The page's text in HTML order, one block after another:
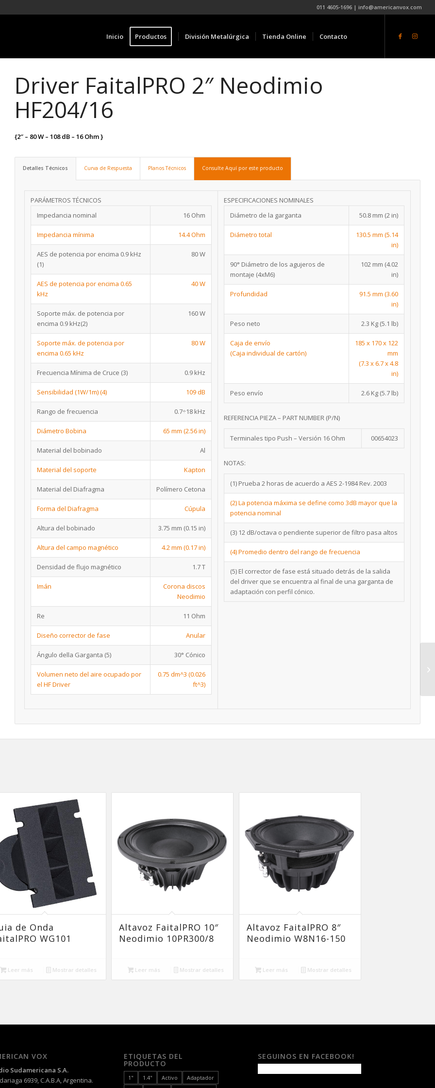
011 4605-1696 | info@americanvox.com
Inicio Productos División Metalúrgica Tienda Online Contacto
Driver FaitalPRO 2″ Neodimio
HF204/16
{2″ – 80 W – 108 dB – 16 Ohm}
Detalles Técnicos Curva de Respuesta Planos Técnicos Consulte Aquí por este producto
PARÁMETROS TÉCNICOS
Impedancia nominal
16 Ohm
Impedancia mínima 14.4 Ohm
AES de potencia por encima 0.9 kHz
(1)
80 W
AES de potencia por encima 0.65
kHz
40 W
Soporte máx. de potencia por
encima 0.9 kHz(2)
160 W
Soporte máx. de potencia por
encima 0.65 kHz
80 W
Frecuencia Mínima de Cruce (3) 0.9 kHz
Sensibilidad (1W/1m)(4) 109 dB
Rango de frecuencia 0.7÷18 kHz
Diámetro Bobina 65 mm (2.56 in)
Material del bobinado Al
Material del soporte Kapton
Material del Diafragma Polímero Cetona
Forma del Diafragma Cúpula
Altura del bobinado 3.75 mm (0.15 in)
Altura del campo magnético 4.2 mm (0.17 in)
Densidad de flujo magnético 1.7 T
Imán
Corona discos
Neodimio
Re 11 Ohm
Diseño corrector de fase Anular
Ángulo della Garganta (5) 30° Cónico
Volumen neto del aire ocupado por
el HF Driver
0.75 dm^3 (0.026
ft^3)
ESPECIFICACIONES NOMINALES
Diámetro de la garganta
50.8 mm (2 in)
Diámetro total
130.5 mm (5.14
in)
90° Diámetro de los agujeros de
montaje (4xM6)
102 mm (4.02
in)
Profundidad
91.5 mm (3.60
in)
Peso neto 2.3 Kg (5.1 lb)
Caja de envío
(Caja individual de cartón)
185 x 170 x 122
mm
(7.3 x 6.7 x 4.8
in)
Peso envío 2.6 Kg (5.7 lb)
REFERENCIA PIEZA – PART NUMBER (P/N)
Terminales tipo Push – Versión 16 Ohm 00654023
NOTAS:
(1) Prueba 2 horas de acuerdo a AES 2-1984 Rev. 2003
(2)La potencia máxima se define como 3dB mayor que la
potencia nominal
(3) 12 dB/octava o pendiente superior de filtro pasa altos
(4)Promedio dentro del rango de frecuencia
(5) El corrector de fase está situado detrás de la salida
del driver que se encuentra al final de una garganta de
adaptación con perfil cónico.
de Onda
WG101
Leer más Mostrar detalles
Altavoz FaitalPRO 10″
Neodimio 10PR300/8
Leer más Mostrar detalles
Altavoz FaitalPRO 8″
Neodimio W8N16-150
Leer más Mostrar detalles
VOX
Sudamericana S.A.
6939, C.A.B.A, Argentina.
ETIQUETAS DEL
PRODUCTO
1" 1.4" Activo
Adaptador
SEGUINOS EN FACEBOOK!